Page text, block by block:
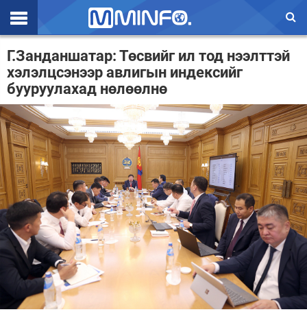
Эхлэл
Цаг агаар
Валют ханш
Улс төр
Эдийн засаг
Үзэл бодол
Спорт
Нийгэм
Дэлхий
Энтертайнмэнт
Г.Занданшатар: Төсвийг ил тод нээлттэй
хэлэлцсэнээр авлигын индексийг
бууруулахад нөлөөлнө